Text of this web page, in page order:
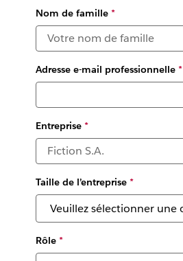
Nom de famille*
Adresse e-mail professionnelle*
Entreprise*
Taille de l’entreprise*
Rôle*